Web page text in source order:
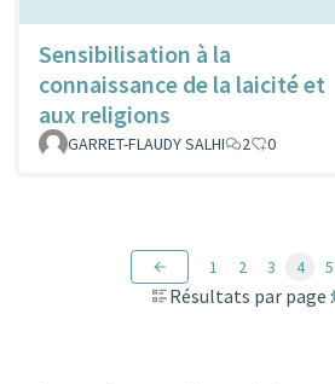
Sensibilisation à la
connaissance de la laicité et
aux religions
GARRET-FLAUDY SALHI 2 0
Résultats par page :
1 2 3 4 5